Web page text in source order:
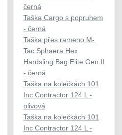
černá
Taška Cargo s popruhem
- černá
Taška přes rameno M-
Tac Sphaera Hex
Hardsling Bag Elite Gen.II
- černá
Taška na kolečkách 101
Inc Contractor 124 L -
olivová
Taška na kolečkách 101
Inc Contractor 124 L -